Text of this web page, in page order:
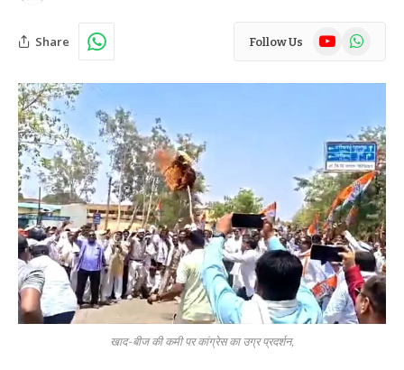
Share Follow Us YouTubeWhatsApp
खाद-बीज की कमी पर कांग्रेस का उग्र प्रदर्शन,